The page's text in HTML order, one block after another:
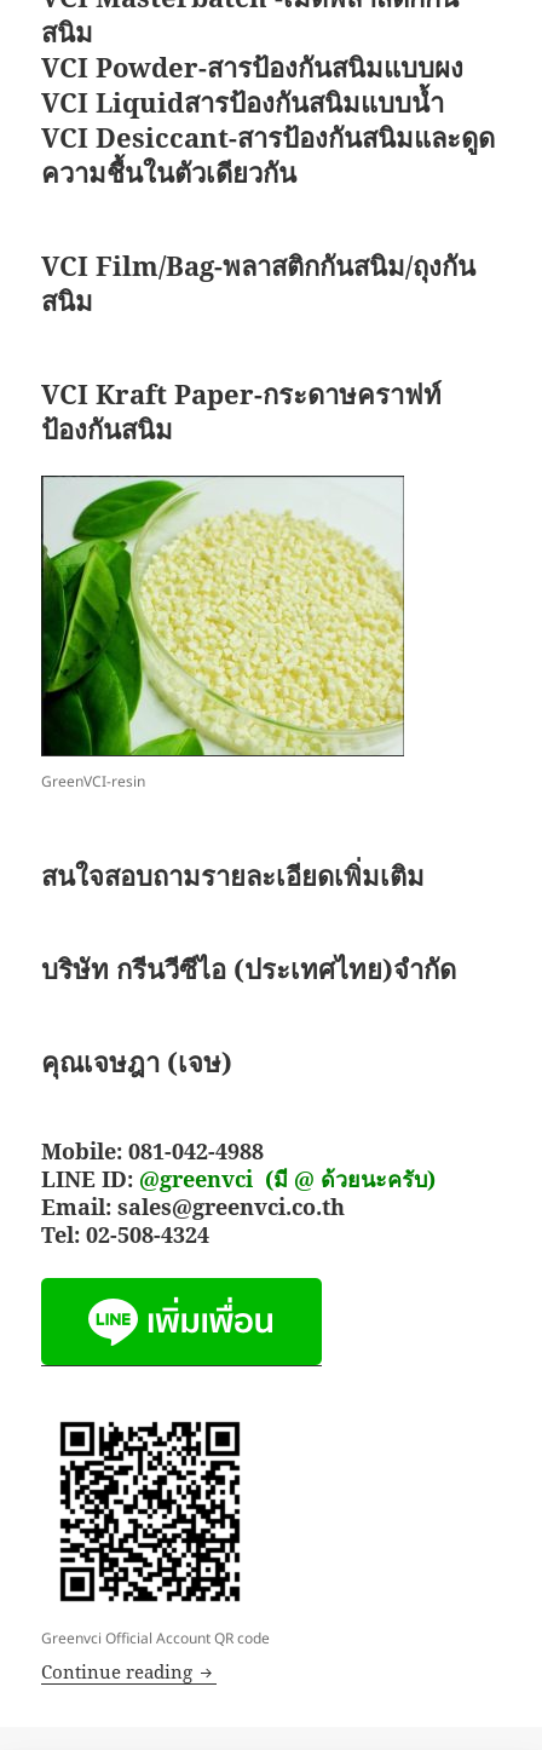
สนิม
VCI Powder-สารป้องกันสนิมแบบผง
VCI Liquidสารป้องกันสนิมแบบน้ำ
VCI Desiccant-สารป้องกันสนิมและดูด
ความชื้นในตัวเดียวกัน
VCI Film/Bag-พลาสติกกันสนิม/ถุงกัน
สนิม
VCI Kraft Paper-กระดาษคราฟท์
ป้องกันสนิม
GreenVCI-resin
สนใจสอบถามรายละเอียดเพิ่มเติม
บริษัท กรีนวีซีไอ (ประเทศไทย)จำกัด
คุณเจษฎา (เจษ)
Mobile: 081-042-4988
LINE ID: @greenvci (มี @ ด้วยนะครับ)
Email: sales@greenvci.co.th
Tel: 02-508-4324
Greenvci Official Account QR code
Continue reading GreenVCI (THAILAND)